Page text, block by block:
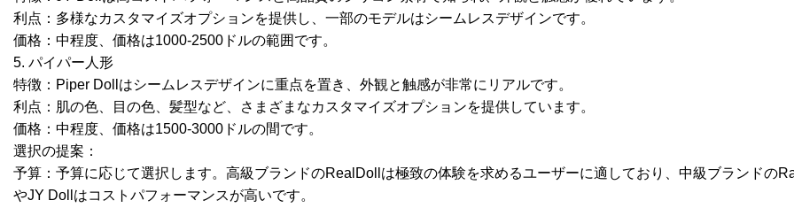
利点：多様なカスタマイズオプションを提供し、一部のモデルはシームレスデザインです。
価格：中程度、価格は1000-2500ドルの範囲です。
5. パイパー人形
特徴：Piper Dollはシームレスデザインに重点を置き、外観と触感が非常にリアルです。
利点：肌の色、目の色、髪型など、さまざまなカスタマイズオプションを提供しています。
価格：中程度、価格は1500-3000ドルの間です。
選択の提案：
予算：予算に応じて選択します。高級ブランドのRealDollは極致の体験を求めるユーザーに適しており、中級ブランドの
やJY Dollはコストパフォーマンスが高いです。